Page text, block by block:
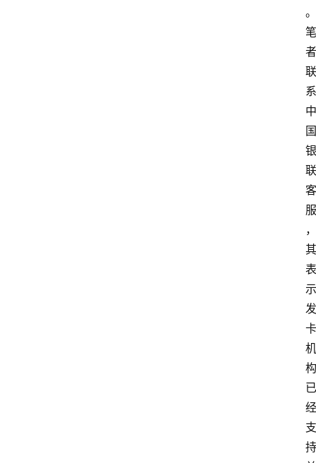
。
笔
者
联
系
中
国
银
联
客
服
，
其
表
示
发
卡
机
构
已
经
支
持